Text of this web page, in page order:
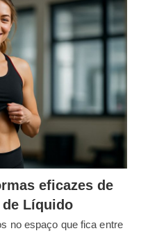
eficazes de
de Líquido
no espaço que fica entre